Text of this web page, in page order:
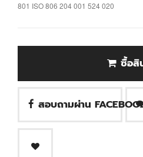
801 ISO 806 204 001 524 020
ซื้อสิ
สอบถามผ่าน